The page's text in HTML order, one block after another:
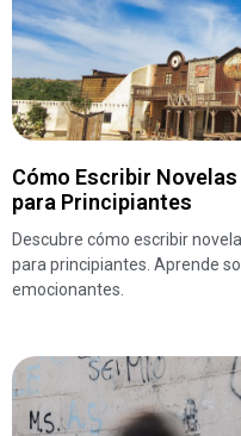
Cómo Escribir
para Principiantes
Descubre cómo escribir
para principiantes. Aprende
emocionantes.